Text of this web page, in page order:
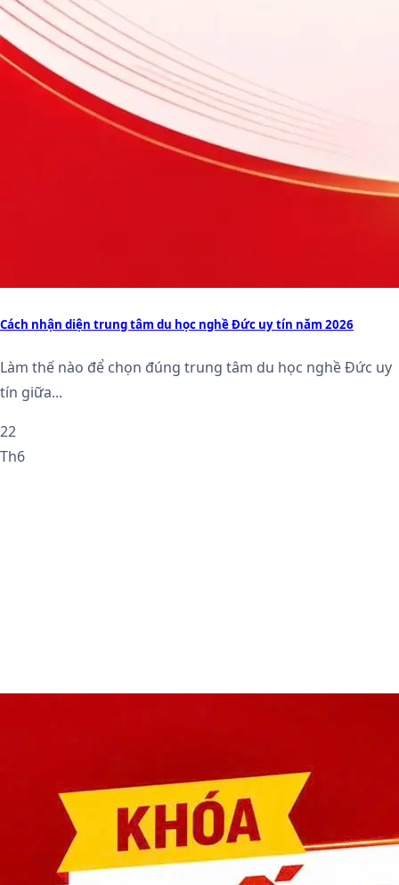
Cách nhận diện trung tâm du học nghề Đức uy tín năm 2026
Làm thế nào để chọn đúng trung tâm du học nghề Đức uy
tín giữa...
22
Th6